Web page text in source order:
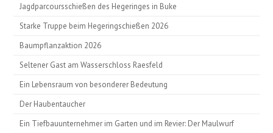
Jagdparcoursschießen des Hegeringes in Buke
Starke Truppe beim Hegeringschießen 2026
Baumpflanzaktion 2026
Seltener Gast am Wasserschloss Raesfeld
Ein Lebensraum von besonderer Bedeutung
Der Haubentaucher
Ein Tiefbauunternehmer im Garten und im Revier: Der Maulwurf